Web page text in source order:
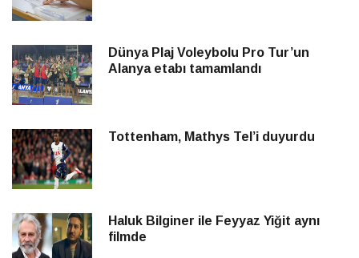
Dünya Plaj Voleybolu Pro Tur’un
Alanya etabı tamamlandı
Tottenham, Mathys Tel’i duyurdu
Haluk Bilginer ile Feyyaz Yiğit aynı
filmde